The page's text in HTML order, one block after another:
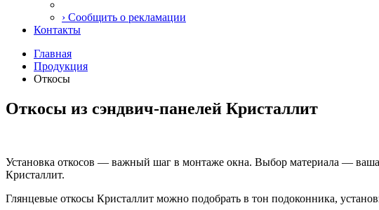
› Сообщить о рекламации
Контакты
Главная
Продукция
Откосы
Откосы из сэндвич-панелей Кристаллит
Установка откосов — важный шаг в монтаже окна. Выбор материала — ваша
Кристаллит.
Глянцевые откосы Кристаллит можно подобрать в тон подоконника,